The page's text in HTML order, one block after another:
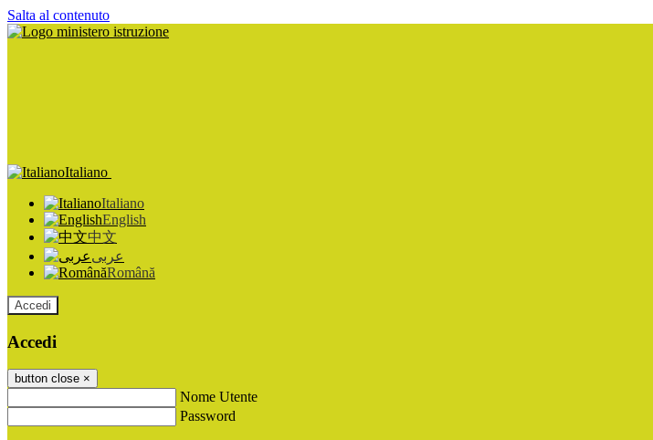
Salta al contenuto
Italiano
Italiano
English
中文
عربى
Română
Accedi
Accedi
button close ×
Nome Utente
Password